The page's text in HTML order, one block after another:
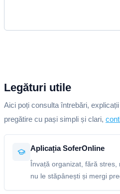
Legături utile
Aici poți consulta întrebări,
pregătire cu pași simpli și clari,
Aplicația SoferOnline
Învață organizat, fără
nu le stăpânești și mergi